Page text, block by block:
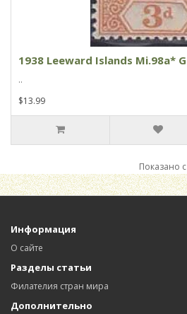
1938 Leeward Islands Mi.98a*
..
$13.99
Показано
Информация
О сайте
Разделы статьи
Филателия стран мира
Дополнительно